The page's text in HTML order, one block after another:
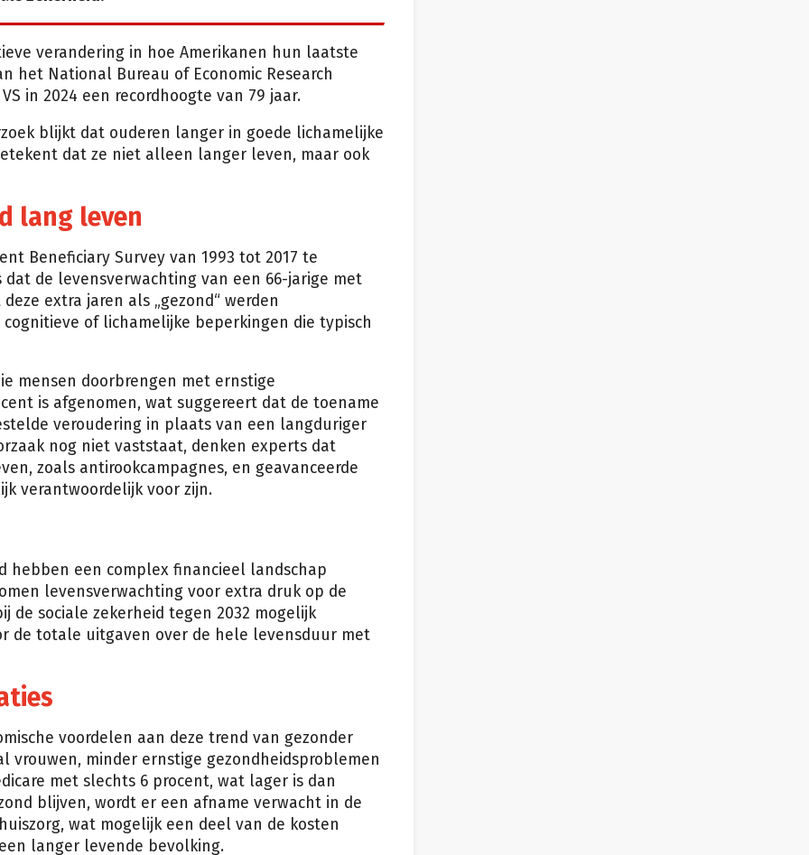
verandering in hoe Amerikanen hun laatste
het National Bureau of Economic Research
in 2024 een recordhoogte van 79 jaar.
blijkt dat ouderen langer in goede lichamelijke
dat ze niet alleen langer leven, maar ook
lang leven
Beneficiary Survey van 1993 tot 2017 te
de levensverwachting van een 66-jarige met
extra jaren als „gezond“ werden
of lichamelijke beperkingen die typisch
mensen doorbrengen met ernstige
is afgenomen, wat suggereert dat de toename
veroudering in plaats van een langduriger
nog niet vaststaat, denken experts dat
zoals antirookcampagnes, en geavanceerde
verantwoordelijk voor zijn.
hebben een complex financieel landschap
levensverwachting voor extra druk op de
de sociale zekerheid tegen 2032 mogelijk
de totale uitgaven over de hele levensduur met
voordelen aan deze trend van gezonder
vrouwen, minder ernstige gezondheidsproblemen
met slechts 6 procent, wat lager is dan
blijven, wordt er een afname verwacht in de
wat mogelijk een deel van de kosten
langer levende bevolking.